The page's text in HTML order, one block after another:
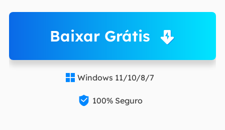
Baixar Grátis
 Windows 11/10/8/7
 100% Seguro